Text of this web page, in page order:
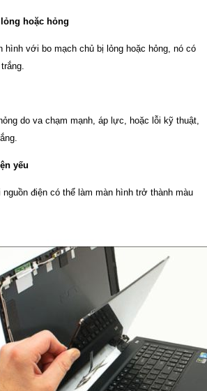
hoặc hỏng
hình với bo mạch chủ bị lỏng hoặc hỏng, nó có
do va chạm mạnh, áp lực, hoặc lỗi kỹ thuật,
yếu
điện có thể làm màn hình trở thành màu